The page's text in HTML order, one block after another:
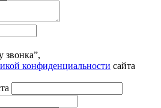
конфиденциальности сайта